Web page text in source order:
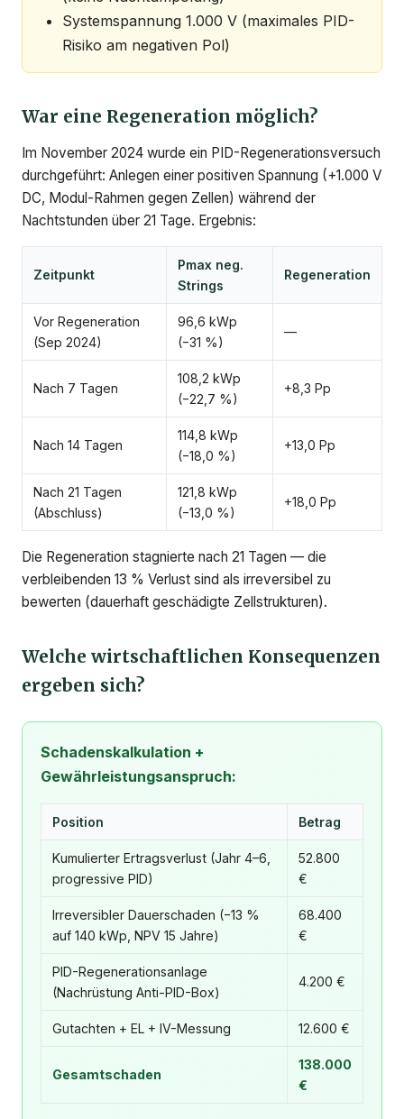
Systemspannung 1.000 V (maximales PID-
Risiko am negativen Pol)
War eine Regeneration möglich?
Im November 2024 wurde ein PID-Regenerationsversuch
durchgeführt: Anlegen einer positiven Spannung (+1.000 V
DC, Modul-Rahmen gegen Zellen) während der
Nachtstunden über 21 Tage. Ergebnis:
Zeitpunkt
Pmax neg.
Strings
Regeneration
Vor Regeneration
(Sep 2024)
96,6 kWp
(−31 %)
—
Nach 7 Tagen
108,2 kWp
(−22,7 %)
+8,3 Pp
Nach 14 Tagen
114,8 kWp
(−18,0 %)
+13,0 Pp
Nach 21 Tagen
(Abschluss)
121,8 kWp
(−13,0 %)
+18,0 Pp
Die Regeneration stagnierte nach 21 Tagen — die
verbleibenden 13 % Verlust sind als irreversibel zu
bewerten (dauerhaft geschädigte Zellstrukturen).
Welche wirtschaftlichen Konsequenzen
ergeben sich?
Schadenskalkulation +
Gewährleistungsanspruch:
Position Betrag
Kumulierter Ertragsverlust (Jahr 4–6,
progressive PID)
52.800
€
Irreversibler Dauerschaden (−13 %
auf 140 kWp, NPV 15 Jahre)
68.400
€
PID-Regenerationsanlage
(Nachrüstung Anti-PID-Box)
4.200 €
Gutachten + EL + IV-Messung 12.600 €
Gesamtschaden
138.000
€